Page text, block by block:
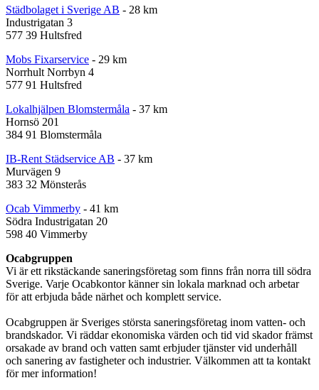
Städbolaget i Sverige AB - 28 km
Industrigatan 3
577 39 Hultsfred
Mobs Fixarservice - 29 km
Norrhult Norrbyn 4
577 91 Hultsfred
Lokalhjälpen Blomstermåla - 37 km
Hornsö 201
384 91 Blomstermåla
IB-Rent Städservice AB - 37 km
Murvägen 9
383 32 Mönsterås
Ocab Vimmerby - 41 km
Södra Industrigatan 20
598 40 Vimmerby
Ocabgruppen
Vi är ett rikstäckande saneringsföretag som finns från norra till södra
Sverige. Varje Ocabkontor känner sin lokala marknad och arbetar
för att erbjuda både närhet och komplett service.
Ocabgruppen är Sveriges största saneringsföretag inom vatten- och
brandskador. Vi räddar ekonomiska värden och tid vid skador främst
orsakade av brand och vatten samt erbjuder tjänster vid underhåll
och sanering av fastigheter och industrier. Välkommen att ta kontakt
för mer information!